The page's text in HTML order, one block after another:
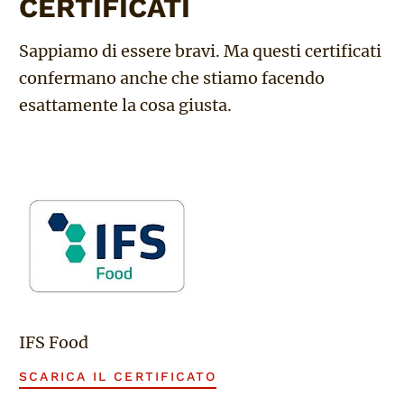
CERTIFICATI
Sappiamo di essere bravi. Ma questi certificati
confermano anche che stiamo facendo
esattamente la cosa giusta.
IFS Food
SCARICA IL CERTIFICATO